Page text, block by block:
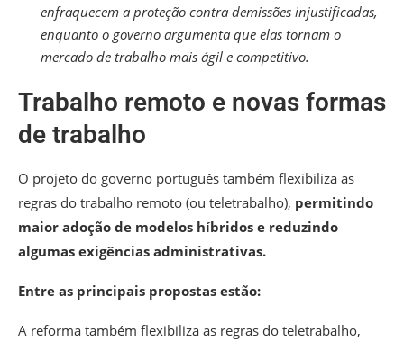
enfraquecem a proteção contra demissões injustificadas,
enquanto o governo argumenta que elas tornam o
mercado de trabalho mais ágil e competitivo.
Trabalho remoto e novas formas
de trabalho
O projeto do governo português também flexibiliza as
regras do trabalho remoto (ou teletrabalho), permitindo
maior adoção de modelos híbridos e reduzindo
algumas exigências administrativas.
Entre as principais propostas estão:
A reforma também flexibiliza as regras do teletrabalho,